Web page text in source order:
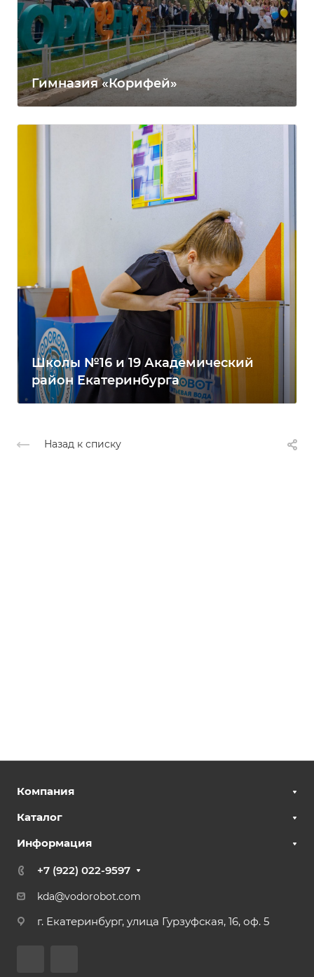
Гимназия «Корифей»
Школы №16 и 19 Академический
район Екатеринбурга
Назад к списку
Компания
Каталог
Информация
+7 (922) 022-9597
kda@vodorobot.com
г. Екатеринбург, улица Гурзуфская, 16, оф. 5